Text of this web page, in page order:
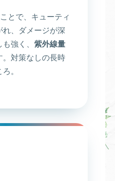
とで、キューティ
れ、ダメージが深
強く、 紫外線量
。対策なしの長時
。